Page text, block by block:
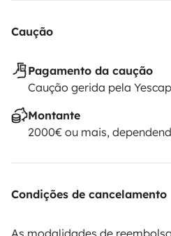
Caução
Pagamento da caução
Caução gerida pela
Montante
2000€ ou mais,
Condições de cancelamento
As modalidades de